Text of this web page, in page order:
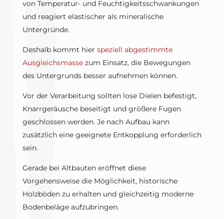
von Temperatur- und Feuchtigkeitsschwankungen
und reagiert elastischer als mineralische
Untergründe.
Deshalb kommt hier speziell abgestimmte
Ausgleichsmassezum Einsatz, die Bewegungen
des Untergrunds besser aufnehmen können.
Vor der Verarbeitung sollten lose Dielen befestigt,
Knarrgeräusche beseitigt und größere Fugen
geschlossen werden. Je nach Aufbau kann
zusätzlich eine geeignete Entkopplung erforderlich
sein.
Gerade bei Altbauten eröffnet diese
Vorgehensweise die Möglichkeit, historische
Holzböden zu erhalten und gleichzeitig moderne
Bodenbeläge aufzubringen.